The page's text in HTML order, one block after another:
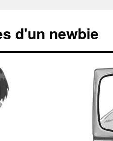
d'un newbie